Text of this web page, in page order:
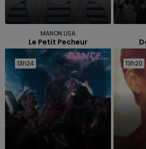
MANON LISA
Le Petit Pecheur
13h24
13h24 13h20
13h20